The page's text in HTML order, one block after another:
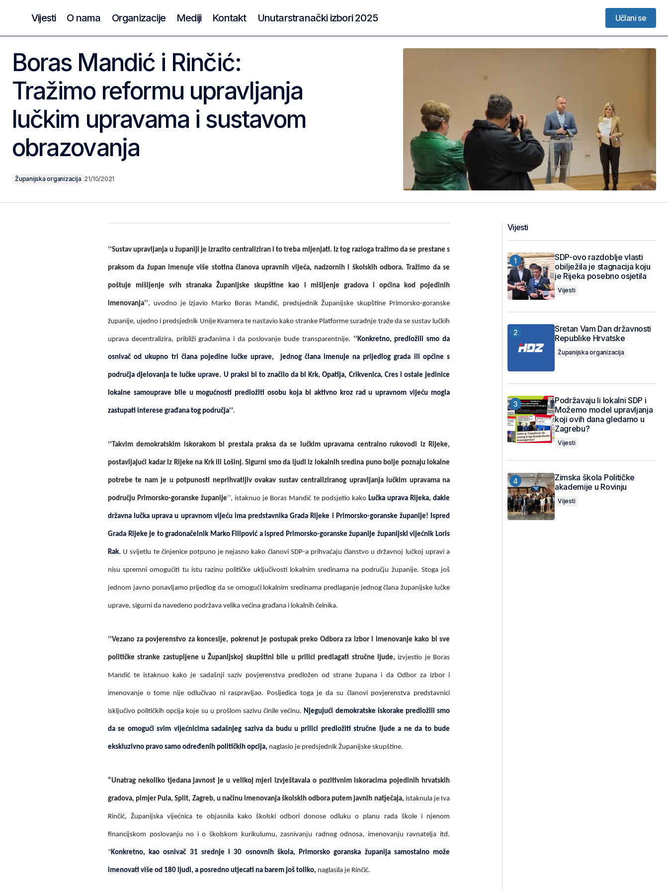
Vijesti O nama Organizacije Mediji Kontakt Unutarstranački izbori 2025
Učlani se
Boras Mandić i Rinčić:
Tražimo reformu upravljanja
lučkim upravama i sustavom
obrazovanja
Županijska organizacija 21/10/2021
‘’Sustav upravljanja u županiji je izrazito centraliziran i to treba mijenjati. Iz tog razloga tražimo da se prestane s
praksom da župan imenuje više stotina članova upravnih vijeća, nadzornih i školskih odbora. Tražimo da se
poštuje mišljenje svih stranaka Županijske skupštine kao i mišljenje gradova i općina kod pojedinih
imenovanja’’, uvodno je izjavio Marko Boras Mandić, predsjednik Županijske skupštine Primorsko-goranske
županije, ujedno i predsjednik Unije Kvarnera te nastavio kako stranke Platforme suradnje traže da se sustav lučkih
uprava decentralizira, približi građanima i da poslovanje bude transparentnije. ‘’Konkretno, predložili smo da
osnivač od ukupno tri člana pojedine lučke uprave, jednog člana imenuje na prijedlog grada ili općine s
područja djelovanja te lučke uprave. U praksi bi to značilo da bi Krk, Opatija, Crikvenica, Cres i ostale jedinice
lokalne samouprave bile u mogućnosti predložiti osobu koja bi aktivno kroz rad u upravnom vijeću mogla
zastupati interese građana tog područja’’.
‘’Takvim demokratskim iskorakom bi prestala praksa da se lučkim upravama centralno rukovodi iz Rijeke,
postavljajući kadar iz Rijeke na Krk ili Lošinj. Sigurni smo da ljudi iz lokalnih sredina puno bolje poznaju lokalne
potrebe te nam je u potpunosti neprihvatljiv ovakav sustav centraliziranog upravljanja lučkim upravama na
području Primorsko-goranske županije’’, istaknuo je Boras Mandić te podsjetio kako Lučka uprava Rijeka, dakle
državna lučka uprava u upravnom vijeću ima predstavnika Grada Rijeke i Primorsko-goranske županije! Ispred
Grada Rijeke je to gradonačelnik Marko Filipović a ispred Primorsko-goranske županije županijski vijećnik Loris
Rak. U svijetlu te činjenice potpuno je nejasno kako članovi SDP-a prihvaćaju članstvo u državnoj lučkoj upravi a
nisu spremni omogućiti tu istu razinu političke uključivosti lokalnim sredinama na području županije. Stoga još
jednom javno ponavljamo prijedlog da se omogući lokalnim sredinama predlaganje jednog člana županijske lučke
uprave, sigurni da navedeno podržava velika većina građana i lokalnih čelnika.
‘’Vezano za povjerenstvo za koncesije, pokrenut je postupak preko Odbora za izbor i imenovanje kako bi sve
političke stranke zastupljene u Županijskoj skupštini bile u prilici predlagati stručne ljude, izvjestio je Boras
Mandić te istaknuo kako je sadašnji saziv povjerenstva predložen od strane župana i da Odbor za izbor i
imenovanje o tome nije odlučivao ni raspravljao. Posljedica toga je da su članovi povjerenstva predstavnici
isključivo političkih opcija koje su u prošlom sazivu činile većinu.Njegujući demokratske iskorake predložili smo
da se omogući svim vijećnicima sadašnjeg saziva da budu u prilici predložiti stručne ljude a ne da to bude
ekskluzivno pravo samo određenih političkih opcija, naglasio je predsjednik Županijske skupštine.
”Unatrag nekoliko tjedana javnost je u velikoj mjeri izvještavala o pozitivnim iskoracima pojedinih hrvatskih
gradova, pimjer Pula, Split, Zagreb, u načinu imenovanja školskih odbora putem javnih natječaja, istaknula je Iva
Rinčić, Županijska vijećnica te objasnila kako školski odbori donose odluku o planu rada škole i njenom
financijskom poslovanju no i o školskom kurikulumu, zasnivanju radnog odnosa, imenovanju ravnatelja itd.
”Konkretno, kao osnivač 31 srednje i 30 osnovnih škola, Primorsko goranska županija samostalno može
imenovati više od 180 ljudi, a posredno utjecati na barem još toliko, naglasila je Rinčić.
Vijesti
SDP-ovo razdoblje vlasti
obilježila je stagnacija koju
je Rijeka posebno osjetila
Vijesti
Sretan Vam Dan državnosti
Republike Hrvatske
Županijska organizacija
Podržavaju li lokalni SDP i
Možemo model upravljanja
koji ovih dana gledamo u
Zagrebu?
Vijesti
Zimska škola Političke
akademije u Rovinju
Vijesti